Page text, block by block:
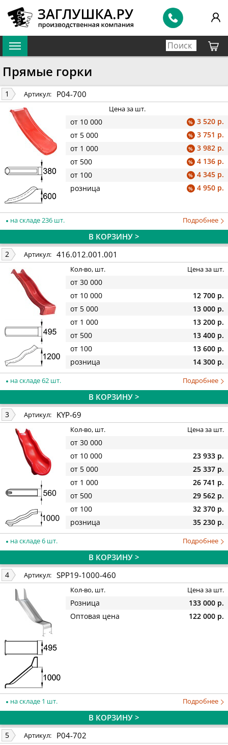
Прямые горки
1 Артикул: P04-700
Цена за шт.
от 10 000 % 3 520 р.
от 5 000
% 3 751 р.
от 1 000
% 3 982 р.
от 500
% 4 136 р.
от 100
% 4 345 р.
розница
% 4 950 р.
на складе 236 шт. Подробнее
В КОРЗИНУ >
2 Артикул: 416.012.001.001
Кол-во, шт. Цена за шт.
от 30 000
от 10 000
12 700 р.
от 5 000
13 000 р.
от 1 000
13 200 р.
от 500
13 400 р.
от 100
13 600 р.
розница
14 300 р.
на складе 62 шт. Подробнее
В КОРЗИНУ >
3 Артикул: KYP-69
Кол-во, шт. Цена за шт.
от 30 000
от 10 000
23 933 р.
от 5 000
25 337 р.
от 1 000
26 741 р.
от 500
29 562 р.
от 100
32 370 р.
розница
35 230 р.
на складе 6 шт. Подробнее
В КОРЗИНУ >
4 Артикул: SPP19-1000-460
Кол-во, шт. Цена за шт.
Розница
133 000 р.
Оптовая цена
122 000 р.
на складе 1 шт. Подробнее
В КОРЗИНУ >
5 Артикул: P04-702